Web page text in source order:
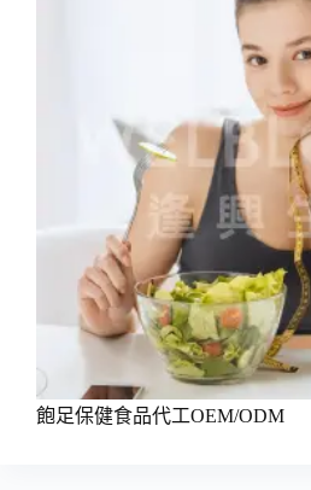
飽足保健食品代工OEM/ODM